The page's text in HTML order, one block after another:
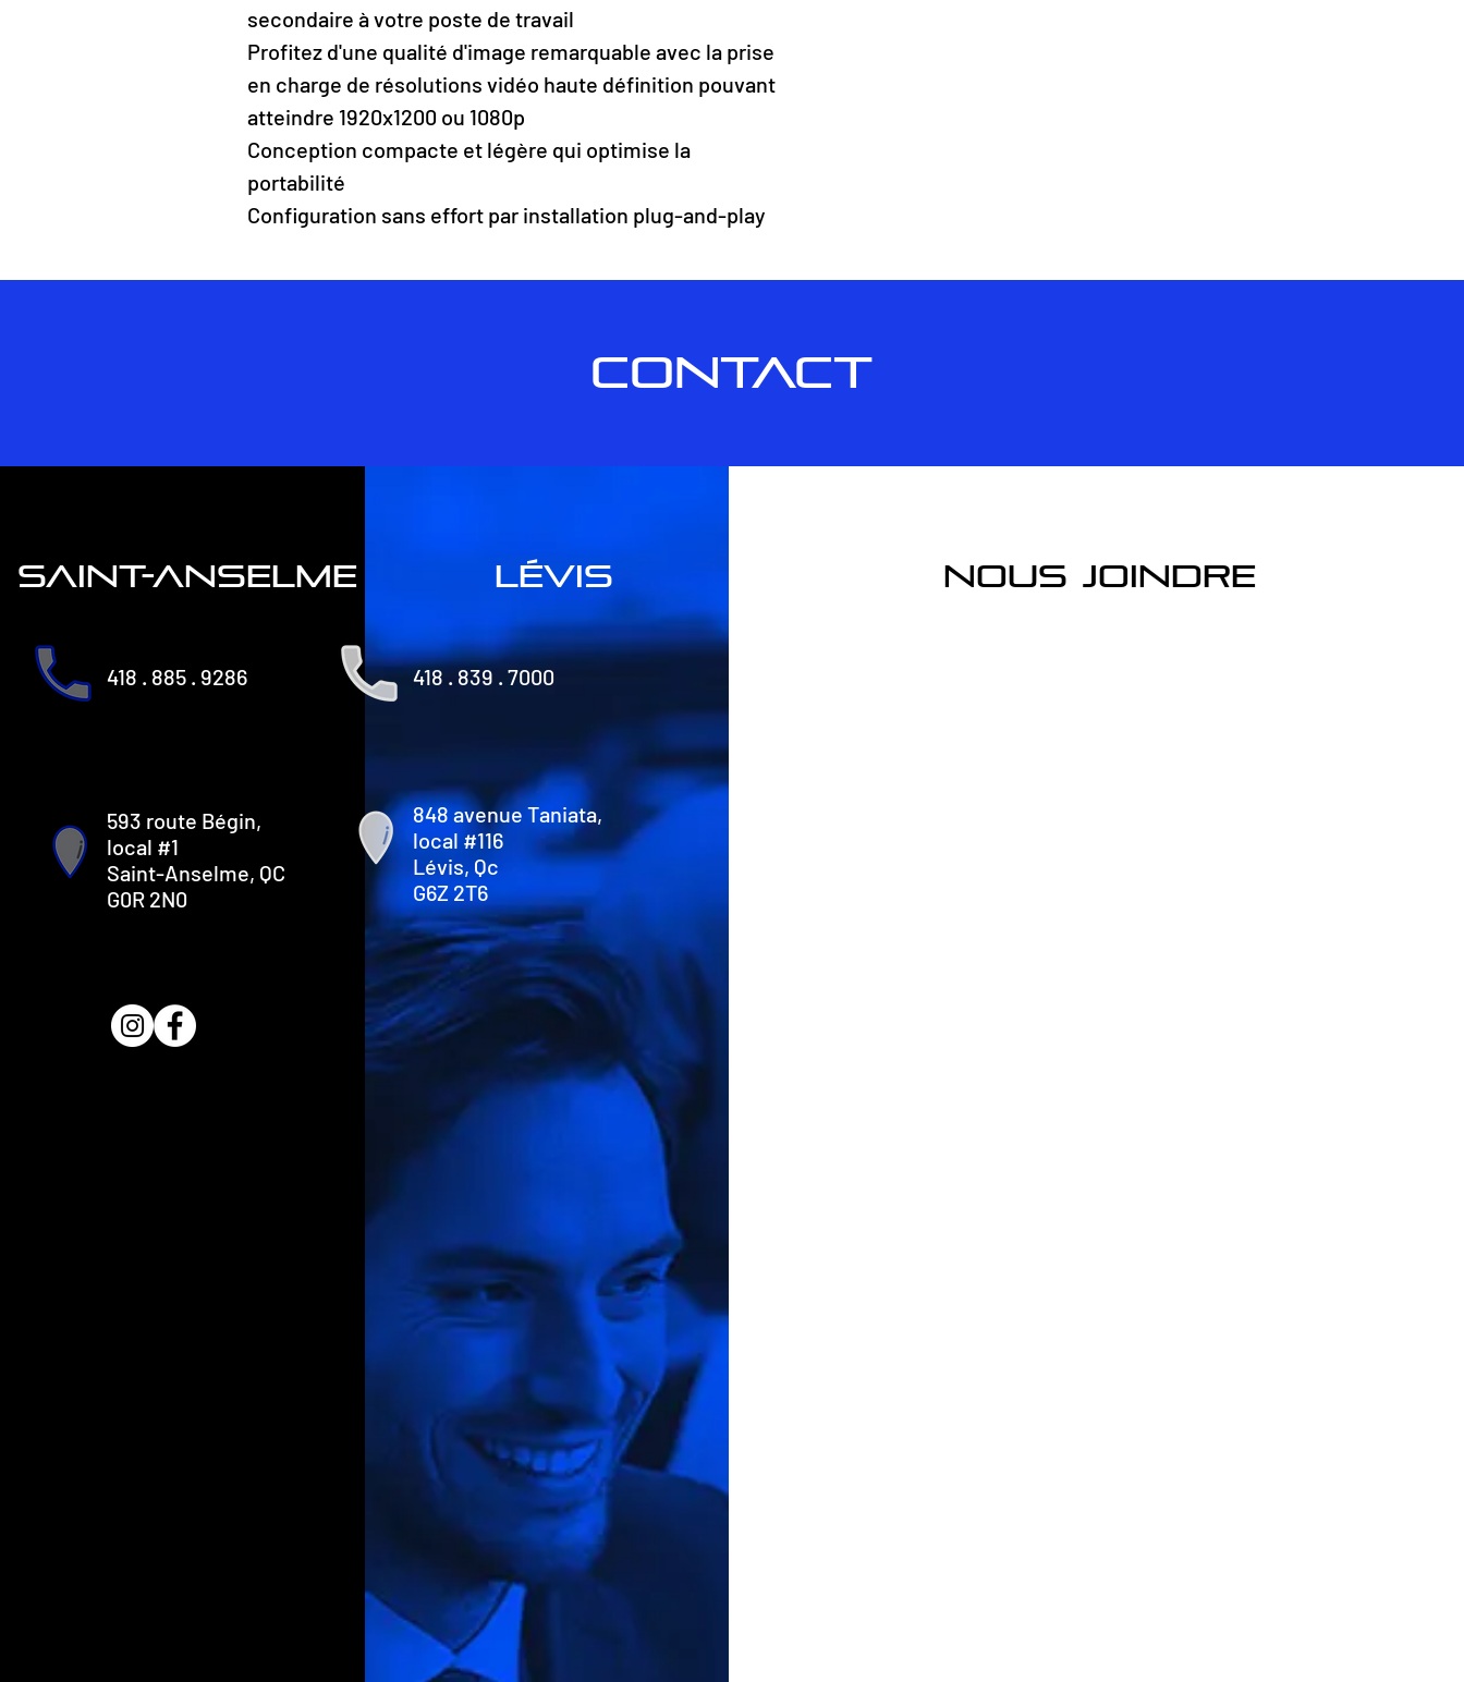
secondaire à votre poste de travail
Profitez d'une qualité d'image remarquable avec la prise
en charge de résolutions vidéo haute définition pouvant
atteindre 1920x1200 ou 1080p
Conception compacte et légère qui optimise la
portabilité
Configuration sans effort par installation plug-and-play
CONTACT
saint-anselme
418 . 885 . 9286
593 route Bégin,
local #1
Saint-Anselme, QC
G0R 2N0
lévis
418 . 839 . 7000
848 avenue Taniata,
local #116
Lévis, Qc
G6Z 2T6
nous joindre